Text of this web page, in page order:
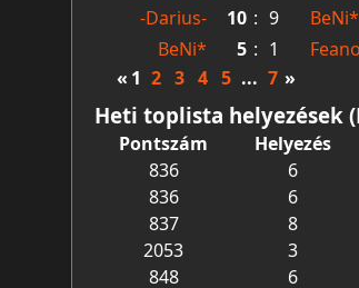
-Darius-
10 : 9 BeNi*
BeNi*
5 : 1
« 1 2 3 4 5 ... 7 »
Heti toplista helyezések
Pontszám Helyezés
836
6
836
6
837
8
2053
3
848
6